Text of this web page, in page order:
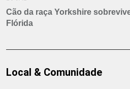
Cão da raça Yorkshire
Flórida
Local & Comunidade